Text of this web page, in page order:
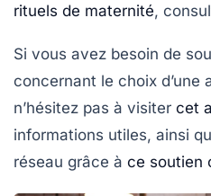
rituels de maternité,
Si vous avez besoin de
concernant le choix d’une
n’hésitez pas à visiter cet
informations utiles, ainsi
réseau grâce à ce soutien